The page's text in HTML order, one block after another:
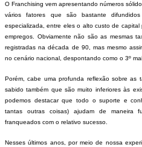
O Franchising vem apresentando números
vários fatores que são bastante
especializada, entre eles o alto custo de
empregos. Obviamente não são as mesmas
registradas na década de 90, mas mesmo
no cenário nacional, despontando como o 3º
Porém, cabe uma profunda reflexão sobre as
sabido também que são muito inferiores às
podemos destacar que todo o suporte e
tantas outras coisas) ajudam de maneira
franqueados com o relativo sucesso.
Nesses últimos anos, por meio de nossa